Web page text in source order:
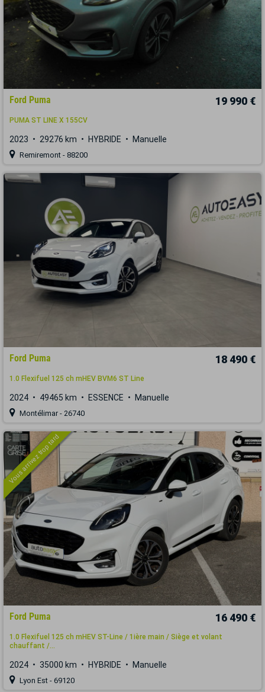
Ford Puma 19 990 €
PUMA ST LINE X 155CV
2023 29276 km HYBRIDE Manuelle
Remiremont - 88200
Ford Puma 18 490 €
1.0 Flexifuel 125 ch mHEV BVM6 ST Line
2024 49465 km ESSENCE Manuelle
Montélimar - 26740
Vous arrivez trop tard
Ford Puma 16 490 €
1.0 Flexifuel 125 ch mHEV ST-Line / 1ière main / Siège et volant
chauffant /...
2024 35000 km HYBRIDE Manuelle
Lyon Est - 69120